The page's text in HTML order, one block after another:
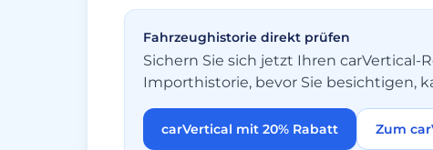
Fahrzeughistorie direkt prüfen
Sichern Sie sich jetzt Ihren carVertical-
Importhistorie, bevor Sie besichtigen,
carVertical mit 20% Rabatt Zum